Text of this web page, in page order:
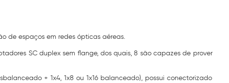
de espaços em redes ópticas aéreas.
SC duplex sem flange, dos quais, 8 são capazes de prover
+ 1x4, 1x8 ou 1x16 balanceado), possui conectorizado